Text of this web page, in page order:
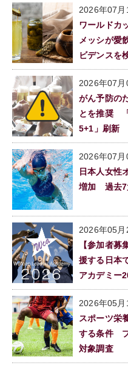
2026年07月
ワールドカ
メッシが愛
ビデンスを
2026年07月
がん予防の
とを推奨
5+1」刷新
2026年07月
日本人女性
増加 過去7
2026年05月
【参加者募
援する日本
アカデミー
2026年05月
スポーツ栄
する条件
対象調査